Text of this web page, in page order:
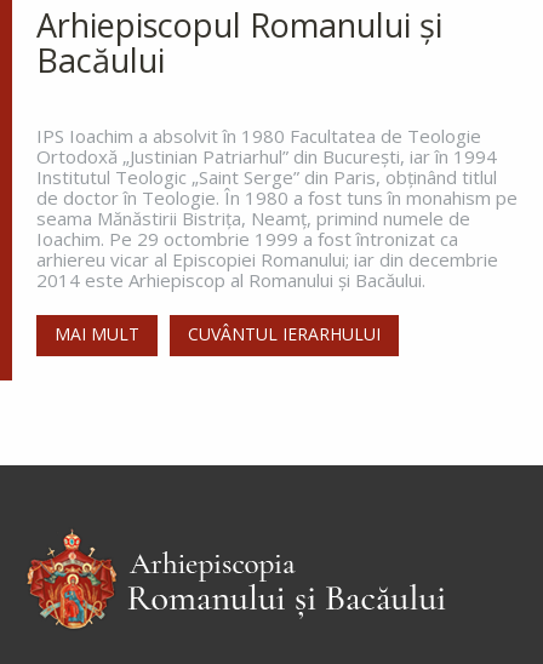
Arhiepiscopul Romanului și
Bacăului
IPS Ioachim a absolvit în 1980 Facultatea de Teologie
Ortodoxă „Justinian Patriarhul” din Bucureşti, iar în 1994
Institutul Teologic „Saint Serge” din Paris, obţinând titlul
de doctor în Teologie. În 1980 a fost tuns în monahism pe
seama Mănăstirii Bistriţa, Neamţ, primind numele de
Ioachim. Pe 29 octombrie 1999 a fost întronizat ca
arhiereu vicar al Episcopiei Romanului; iar din decembrie
2014 este Arhiepiscop al Romanului și Bacăului.
MAI MULT CUVÂNTUL IERARHULUI